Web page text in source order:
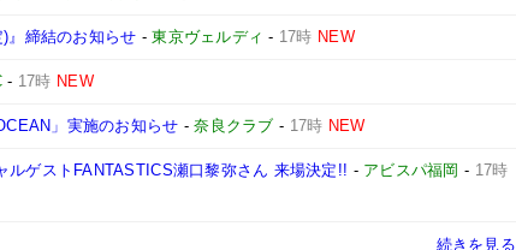
』締結のお知らせ -東京ヴェルディ - 17時 NEW
- 17時 NEW
」実施のお知らせ -奈良クラブ - 17時 NEW
ゲストFANTASTICS瀬口黎弥さん 来場決定!! - アビスパ福岡 - 17時
続きを見る